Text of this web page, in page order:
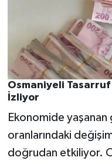
Osmaniyeli
İzliyor
Ekonomide
oranlarındaki
doğrudan etkiliyor.